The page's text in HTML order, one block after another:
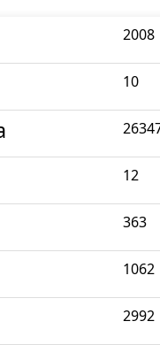
2008
10
12
363
1062
2992